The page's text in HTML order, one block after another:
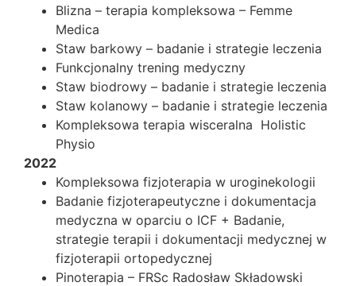
Blizna – terapia kompleksowa – Femme
Medica
Staw barkowy – badanie i strategie leczenia
Funkcjonalny trening medyczny
Staw biodrowy – badanie i strategie leczenia
Staw kolanowy – badanie i strategie leczenia
Kompleksowa terapia wisceralna Holistic
Physio
2022
Kompleksowa fizjoterapia w uroginekologii
Badanie fizjoterapeutyczne i dokumentacja
medyczna w oparciu o ICF + Badanie,
strategie terapii i dokumentacji medycznej w
fizjoterapii ortopedycznej
Pinoterapia – FRSc Radosław Składowski